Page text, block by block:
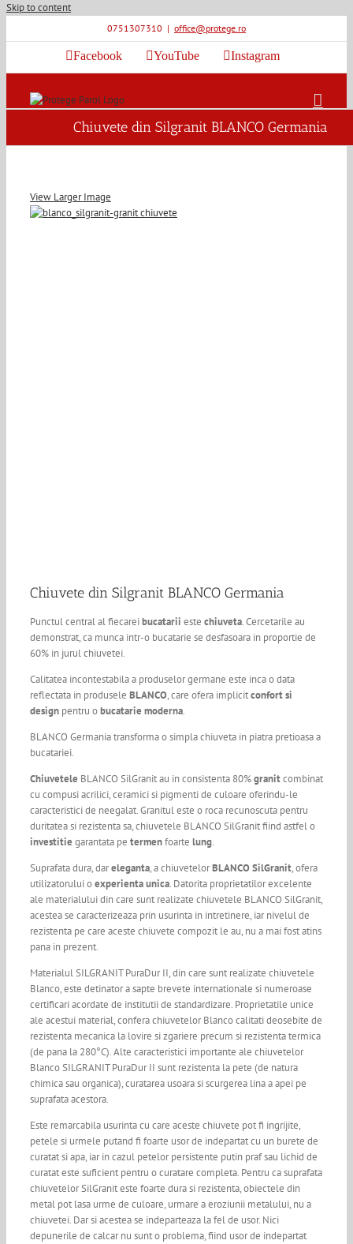
Skip to content
0751307310 | office@protege.ro
Facebook YouTube Instagram
Chiuvete din Silgranit BLANCO Germania
View Larger Image
Chiuvete din Silgranit BLANCO Germania
Punctul central al fiecareibucatarii este chiuveta. Cercetarile au
demonstrat, ca munca intr-o bucatarie se desfasoara in proportie de
60% in jurul chiuvetei.
Calitatea incontestabila a produselor germane este inca o data
reflectata in produsele BLANCO, care ofera implicitconfort si
design pentru obucatarie moderna.
BLANCO Germania transforma o simpla chiuveta in piatra pretioasa a
bucatariei.
Chiuvetele BLANCO SilGranit au in consistenta 80%granitcombinat
cu compusi acrilici, ceramici si pigmenti de culoare oferindu-le
caracteristici de neegalat. Granitul este o roca recunoscuta pentru
duritatea si rezistenta sa, chiuvetele BLANCO SilGranit fiind astfel o
investitie garantata pe termenfoarte lung.
Suprafata dura, dareleganta, a chiuvetelorBLANCO SilGranit, ofera
utilizatorului oexperienta unica. Datorita proprietatilor excelente
ale materialului din care sunt realizate chiuvetele BLANCO SilGranit,
acestea se caracterizeaza prin usurinta in intretinere, iar nivelul de
rezistenta pe care aceste chiuvete compozit le au, nu a mai fost atins
pana in prezent.
Materialul SILGRANIT PuraDur II, din care sunt realizate chiuvetele
Blanco, este detinator a sapte brevete internationale si numeroase
certificari acordate de institutii de standardizare. Proprietatile unice
ale acestui material, confera chiuvetelor Blanco calitati deosebite de
rezistenta mecanica la lovire si zgariere precum si rezistenta termica
(de pana la 280°C). Alte caracteristici importante ale chiuvetelor
Blanco SILGRANIT PuraDur II sunt rezistenta la pete (de natura
chimica sau organica), curatarea usoara si scurgerea lina a apei pe
suprafata acestora.
Este remarcabila usurinta cu care aceste chiuvete pot fi ingrijite,
petele si urmele putand fi foarte usor de indepartat cu un burete de
curatat si apa, iar in cazul petelor persistente putin praf sau lichid de
curatat este suficient pentru o curatare completa. Pentru ca suprafata
chiuvetelor SilGranit este foarte dura si rezistenta, obiectele din
metal pot lasa urme de culoare, urmare a eroziunii metalului, nu a
chiuvetei. Dar si acestea se indeparteaza la fel de usor. Nici
depunerile de calcar nu sunt o problema, fiind usor de indepartat